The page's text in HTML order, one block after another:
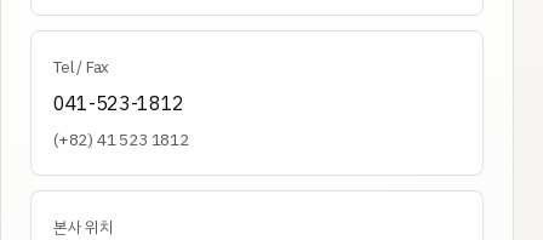
Tel / Fax
041-523-1812
(+82) 41 523 1812
본사 위치